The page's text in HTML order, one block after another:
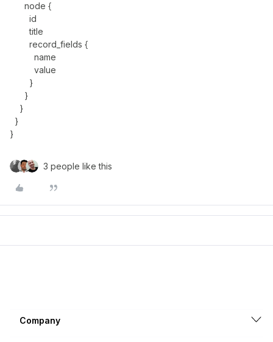
node {
id
title
record_fields {
name
value
}
}
}
}
}
3 people like this
Company